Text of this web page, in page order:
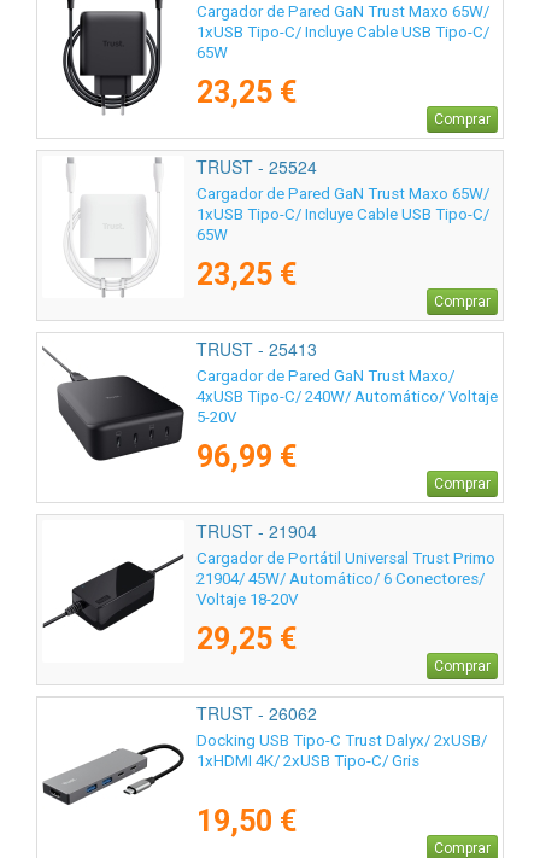
Cargador de Pared GaN Trust Maxo 65W/
1xUSB Tipo-C/ Incluye Cable USB Tipo-C/
65W
23,25 €
Comprar
TRUST - 25524
Cargador de Pared GaN Trust Maxo 65W/
1xUSB Tipo-C/ Incluye Cable USB Tipo-C/
65W
23,25 €
Comprar
TRUST - 25413
Cargador de Pared GaN Trust Maxo/
4xUSB Tipo-C/ 240W/ Automático/ Voltaje
5-20V
96,99 €
Comprar
TRUST - 21904
Cargador de Portátil Universal Trust Primo
21904/ 45W/ Automático/ 6 Conectores/
Voltaje 18-20V
29,25 €
Comprar
TRUST - 26062
Docking USB Tipo-C Trust Dalyx/ 2xUSB/
1xHDMI 4K/ 2xUSB Tipo-C/ Gris
19,50 €
Comprar